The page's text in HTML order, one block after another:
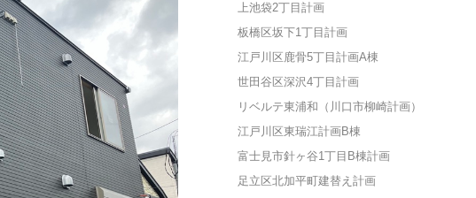
上池袋2丁目計画
板橋区坂下1丁目計画
江戸川区鹿骨5丁目計画A棟
世田谷区深沢4丁目計画
リベルテ東浦和（川口市柳崎計画）
江戸川区東瑞江計画B棟
富士見市針ヶ谷1丁目B棟計画
足立区北加平町建替え計画